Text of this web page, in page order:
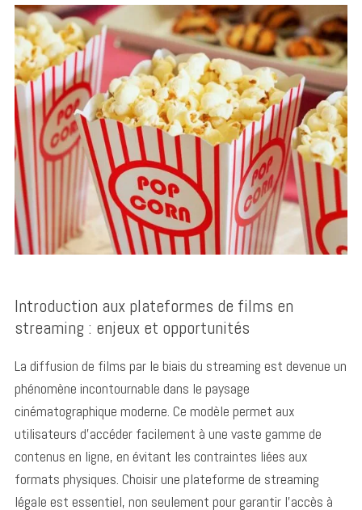
Introduction aux plateformes de films en
streaming : enjeux et opportunités
La diffusion de films par le biais du streaming est devenue un
phénomène incontournable dans le paysage
cinématographique moderne. Ce modèle permet aux
utilisateurs d’accéder facilement à une vaste gamme de
contenus en ligne, en évitant les contraintes liées aux
formats physiques. Choisir une plateforme de streaming
légale est essentiel, non seulement pour garantir l’accès à